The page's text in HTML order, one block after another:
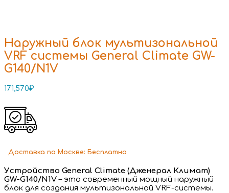
Наружный блок мультизональной
VRF системы General Climate GW-
G140/N1V
171,570₽
Доставка по Москве: Бесплатно
Устройство General Climate (Дженерал Климат)
GW-G140/N1V– это современный мощный наружный
блок для создания мультизональной VRF-системы.